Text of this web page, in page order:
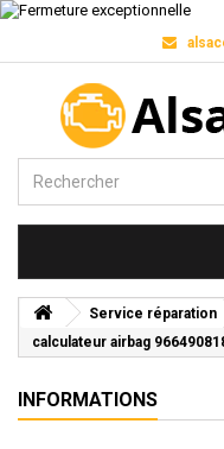
Service réparation
calculateur airbag
INFORMATIONS